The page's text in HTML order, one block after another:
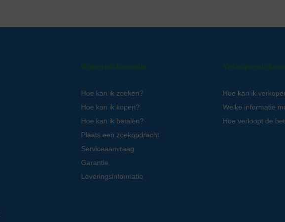
Kopersinformatie
Hoe kan ik zoeken?
Hoe kan ik kopen?
Hoe kan ik betalen?
Plaats een zoekopdracht
Serviceaanvraag
Garantie
Leveringsinformatie
Hoe kan ik
Welke informatie
Hoe verloopt de